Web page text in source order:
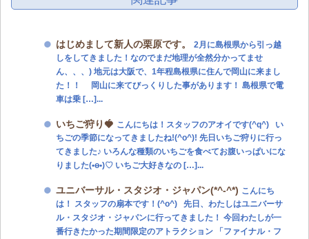
はじめまして新人の栗原です。 2月に島根県から引っ越
しをしてきました！なのでまだ地理が全然分かってませ
ん、、、) 地元は大阪で、1年程島根県に住んで岡山に来まし
た！！ 岡山に来てびっくりした事があります！ 島根県で電
車は乗 […]...
いちご狩り🍓 こんにちは！スタッフのアオイです(^q^) い
ちごの季節になってきましたね!(^o^)! 先日いちご狩りに行っ
てきました♪ いろんな種類のいちごを食べてお腹いっぱいにな
りました(•ө•)♡ いちご大好きなの […]...
ユニバーサル・スタジオ・ジャパン(*^-^*) こんにち
は！ スタッフの扇本です！(^o^) 先日、わたしはユニバーサ
ル・スタジオ・ジャパンに行ってきました！ 今回わたしが一
番行きたかった期間限定のアトラクション 「ファイナル・フ